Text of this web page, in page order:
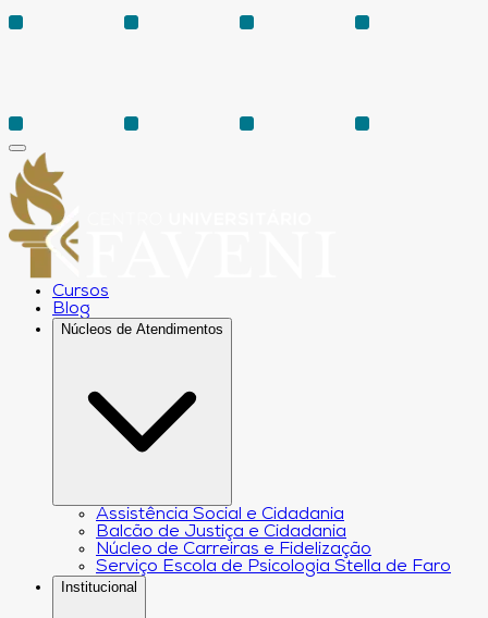
Cursos
Blog
Núcleos de Atendimentos
Assistência Social e Cidadania
Balcão de Justiça e Cidadania
Núcleo de Carreiras e Fidelização
Serviço Escola de Psicologia Stella de Faro
Institucional